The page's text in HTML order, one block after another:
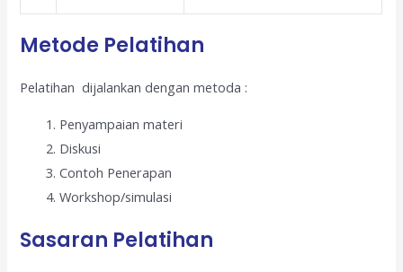
Metode Pelatihan
Pelatihan dijalankan dengan metoda :
Penyampaian materi
Diskusi
Contoh Penerapan
Workshop/simulasi
Sasaran Pelatihan